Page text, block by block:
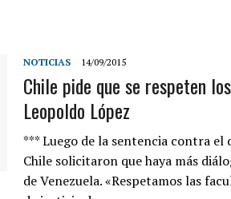
NOTICIAS 14/09/2015
Chile pide que se respeten
Leopoldo López
*** Luego de la sentencia contra el
Chile solicitaron que haya más
de Venezuela. «Respetamos las